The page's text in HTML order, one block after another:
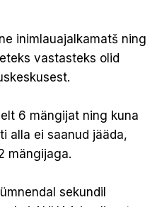
inimlauajalkamatš ning
vastasteks olid
6 mängijat ning kuna
alla ei saanud jääda,
mängijaga.
sekundil